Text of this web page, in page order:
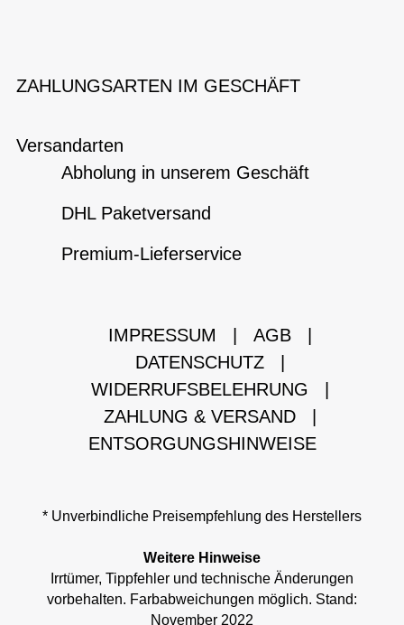
ZAHLUNGSARTEN IM GESCHÄFT
Versandarten
Abholung in unserem Geschäft
DHL Paketversand
Premium-Lieferservice
IMPRESSUM AGB
DATENSCHUTZ
WIDERRUFSBELEHRUNG
ZAHLUNG & VERSAND
ENTSORGUNGSHINWEISE
* Unverbindliche Preisempfehlung des Herstellers
Weitere Hinweise
Irrtümer, Tippfehler und technische Änderungen
vorbehalten. Farbabweichungen möglich. Stand:
November 2022